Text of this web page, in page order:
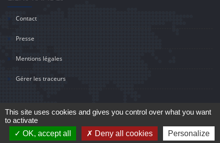
Contact
Presse
Mentions légales
Gérer les traceurs
©2020 Fondaction du Football
This site uses cookies and gives you control over what you want
to activate
OK, accept all
Deny all cookies Personalize